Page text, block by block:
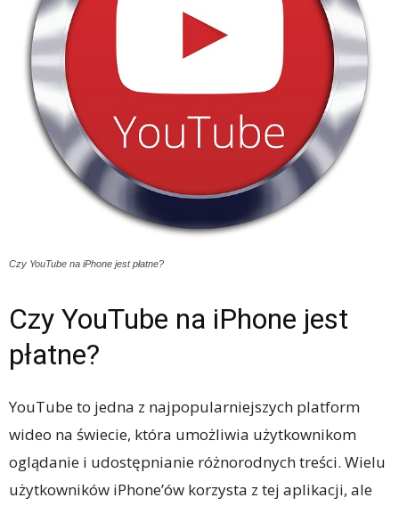
Czy YouTube na iPhone jest płatne?
Czy YouTube na iPhone jest
płatne?
YouTube to jedna z najpopularniejszych platform
wideo na świecie, która umożliwia użytkownikom
oglądanie i udostępnianie różnorodnych treści. Wielu
użytkowników iPhone’ów korzysta z tej aplikacji, ale